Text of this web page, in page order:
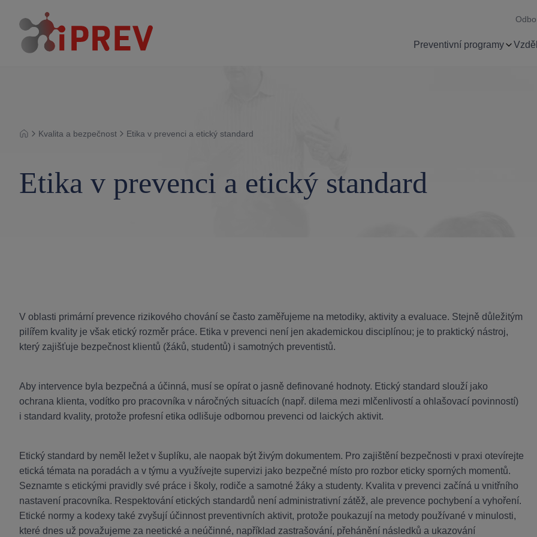
Preventivní programy
Úvod Kvalita a bezpečnost Etika v prevenci a etický standard
Etika v prevenci a etický standard
V oblasti primární prevence rizikového chování se často zaměřujeme na metodiky, aktivity a evaluace. Stejně důležitým
pilířem kvality je však etický rozměr práce. Etika v prevenci není jen akademickou disciplínou; je to praktický nástroj,
který zajišťuje bezpečnost klientů (žáků, studentů) i samotných preventistů.
Aby intervence byla bezpečná a účinná, musí se opírat o jasně definované hodnoty. Etický standard slouží jako
ochrana klienta, vodítko pro pracovníka v náročných situacích (např. dilema mezi mlčenlivostí a ohlašovací povinností)
i standard kvality, protože profesní etika odlišuje odbornou prevenci od laických aktivit.
Etický standard by neměl ležet v šuplíku, ale naopak být živým dokumentem. Pro zajištění bezpečnosti v praxi otevírejte
etická témata na poradách a v týmu a využívejte supervizi jako bezpečné místo pro rozbor eticky sporných momentů.
Seznamte s etickými pravidly své práce i školy, rodiče a samotné žáky a studenty. Kvalita v prevenci začíná u vnitřního
nastavení pracovníka. Respektování etických standardů není administrativní zátěž, ale prevence pochybení a vyhoření.
Etické normy a kodexy také zvyšují účinnost preventivních aktivit, protože poukazují na metody používané v minulosti,
které dnes už považujeme za neetické a neúčinné, například zastrašování, přehánění následků a ukazování